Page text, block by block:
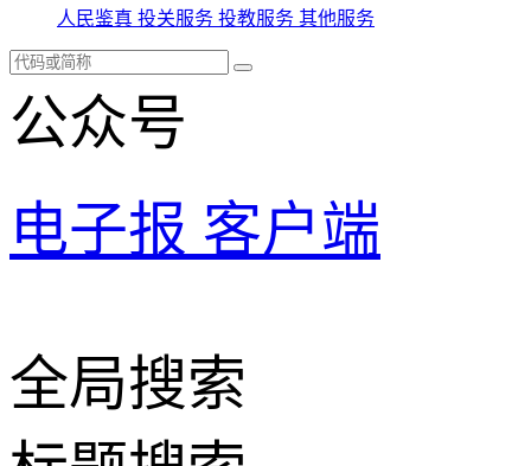
人民鉴真 投关服务 投教服务 其他服务
公众号
电子报 客户端
全局搜索